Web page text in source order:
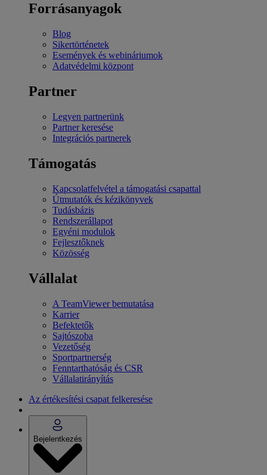
Forrásanyagok
Blog
Sikertörténetek
Események és webináriumok
Adatvédelmi központ
Partner
Legyen partnerünk
Partner keresése
Integrációs partnerek
Támogatás
Kapcsolatfelvétel a támogatási csapattal
Útmutatók és kézikönyvek
Tudásbázis
Rendszerállapot
Egyéni modulok
Fejlesztőknek
Közösség
Vállalat
A TeamViewer bemutatása
Karrier
Befektetők
Sajtószoba
Vezetőség
Sportpartnerség
Fenntarthatóság és CSR
Vállalatirányítás
Az értékesítési csapat felkeresése
Bejelentkezés